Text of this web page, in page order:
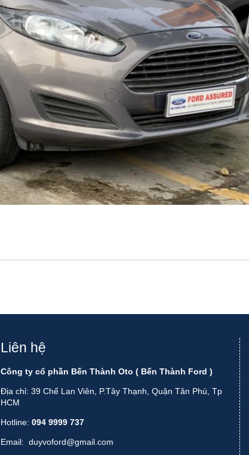
Liên hệ
Công ty cổ phần Bến Thành Oto ( Bến Thành Ford )
Địa chỉ: 39 Chế Lan Viên, P.Tây Thạnh, Quận Tân Phú, Tp
HCM
Hotline: 094 9999 737
Email: duyvoford@gmail.com